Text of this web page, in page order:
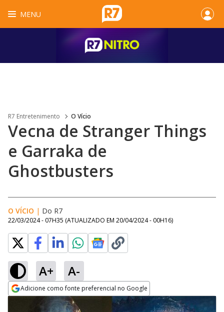
MENU
R7 Entretenimento O Vício
Vecna de Stranger Things
e Garraka de
Ghostbusters
O VÍCIO | Do R7
22/03/2024 - 07H35 (ATUALIZADO EM 20/04/2024 - 00H16)
A+ A-
Adicione como fonte preferencial no Google
Opens in new window